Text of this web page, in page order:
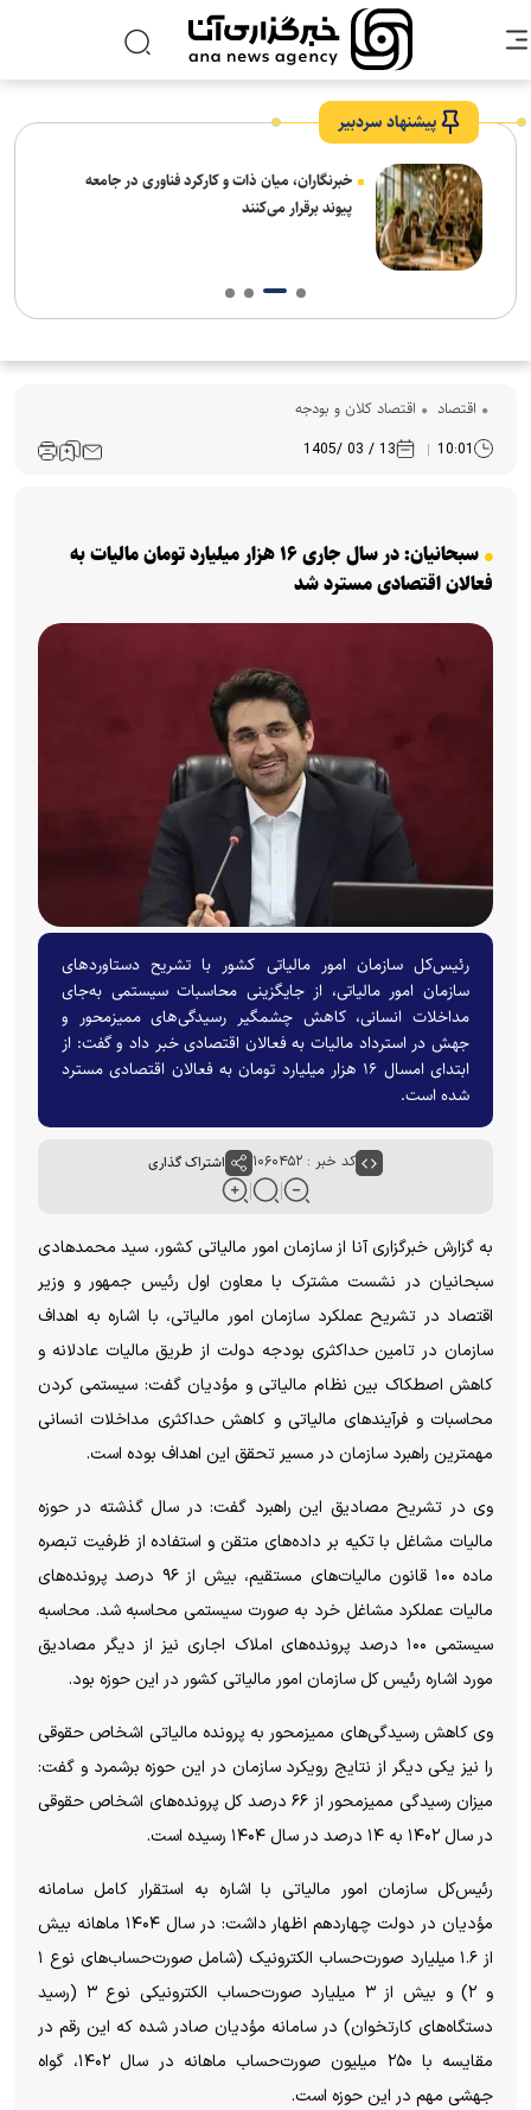
پیشنهاد سردبیر
خبرنگاران، میان ذات و کارکرد فناوری در جامعه
پیوند برقرار می‌کنند
اقتصاد اقتصاد کلان و بودجه
10:01
13 / 03 /1405
سبحانیان: در سال جاری ۱۶ هزار میلیارد تومان مالیات به
فعالان اقتصادی مسترد شد
رئیس‌کل سازمان امور مالیاتی کشور با تشریح دستاورد‌های
سازمان امور مالیاتی، از جایگزینی محاسبات سیستمی به‌جای
مداخلات انسانی، کاهش چشمگیر رسیدگی‌های ممیزمحور و
جهش در استرداد مالیات به فعالان اقتصادی خبر داد و گفت: از
ابتدای امسال ۱۶ هزار میلیارد تومان به فعالان اقتصادی مسترد
شده است.
کد خبر : ۱۰۶۰۴۵۲ اشتراک گذاری
به گزارش خبرگزاری آنا از سازمان امور مالیاتی کشور، سید محمدهادی
سبحانیان در نشست مشترک با معاون اول رئیس جمهور و وزیر
اقتصاد در تشریح عملکرد سازمان امور مالیاتی، با اشاره به اهداف
سازمان در تامین حداکثری بودجه دولت از طریق مالیات عادلانه و
کاهش اصطکاک بین نظام مالیاتی و مؤدیان گفت: سیستمی کردن
محاسبات و فرآیند‌های مالیاتی و کاهش حداکثری مداخلات انسانی
مهمترین راهبرد سازمان در مسیر تحقق این اهداف بوده است.
وی در تشریح مصادیق این راهبرد گفت: در سال گذشته در حوزه
مالیات مشاغل با تکیه بر داده‌های متقن و استفاده از ظرفیت تبصره
ماده ۱۰۰ قانون مالیات‌های مستقیم، بیش از ۹۶ درصد پرونده‌های
مالیات عملکرد مشاغل خرد به صورت سیستمی محاسبه شد. محاسبه
سیستمی ۱۰۰ درصد پرونده‌های املاک اجاری نیز از دیگر مصادیق
مورد اشاره رئیس کل سازمان امور مالیاتی کشور در این حوزه بود.
وی کاهش رسیدگی‌های ممیزمحور به پرونده مالیاتی اشخاص حقوقی
را نیز یکی دیگر از نتایج رویکرد سازمان در این حوزه برشمرد و گفت:
میزان رسیدگی ممیزمحور از ۶۶ درصد کل پرونده‌های اشخاص حقوقی
در سال ۱۴۰۲ به ۱۴ درصد در سال ۱۴۰۴ رسیده است.
رئیس‌کل سازمان امور مالیاتی با اشاره به استقرار کامل سامانه
مؤدیان در دولت چهاردهم اظهار داشت: در سال ۱۴۰۴ ماهانه بیش
از ۱.۶ میلیارد صورت‌حساب الکترونیک (شامل صورت‌حساب‌های نوع ۱
و ۲) و بیش از ۳ میلیارد صورت‌حساب الکترونیکی نوع ۳ (رسید
دستگاه‌های کارتخوان) در سامانه مؤدیان صادر شده که این رقم در
مقایسه با ۲۵۰ میلیون صورت‌حساب ماهانه در سال ۱۴۰۲، گواه
جهشی مهم در این حوزه است.